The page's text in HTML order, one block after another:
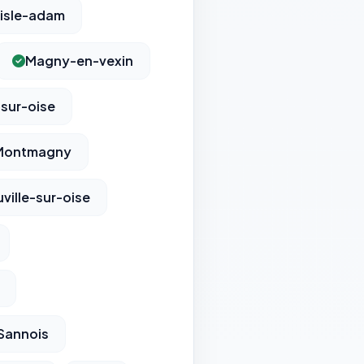
adam
Magny-en-vexin
oise
sur-oise